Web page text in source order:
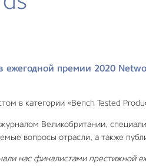
премии 2020
в категории «Bench Tested
Великобритании,
вопросы отрасли, а также
нас финалистами престижной